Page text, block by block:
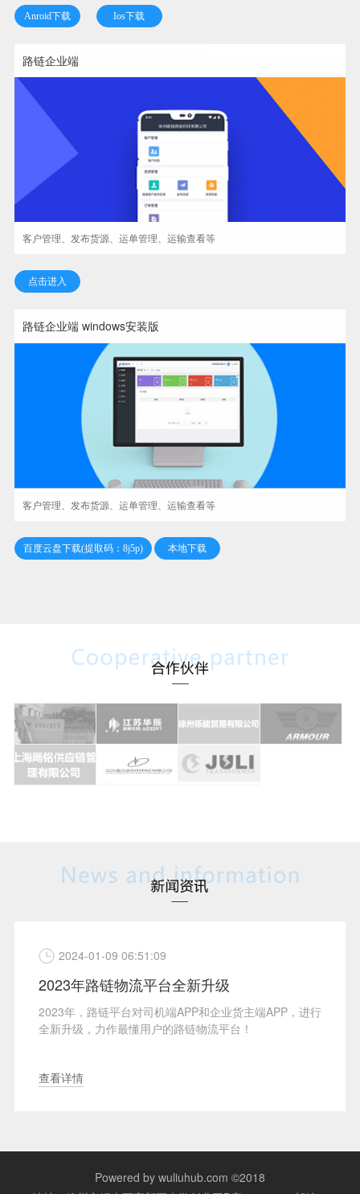
Anroid下载 Ios下载
路链企业端
客户管理、发布货源、运单管理、运输查看等
点击进入
路链企业端 windows安装版
客户管理、发布货源、运单管理、运输查看等
百度云盘下载(提取码：8j5p) 本地下载
2024-01-09 06:51:09
2023年路链物流平台全新升级
2023年，路链平台对司机端APP和企业货主端APP，进行
全新升级，力作最懂用户的路链物流平台！
查看详情
Powered by wuliuhub.com ©2018